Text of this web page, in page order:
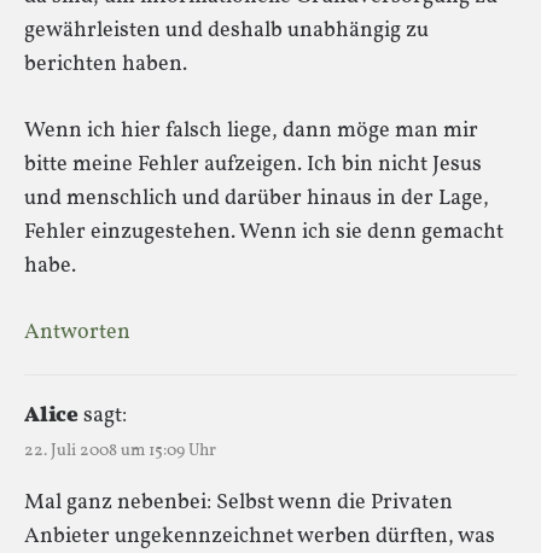
gewährleisten und deshalb unabhängig zu
berichten haben.
Wenn ich hier falsch liege, dann möge man mir
bitte meine Fehler aufzeigen. Ich bin nicht Jesus
und menschlich und darüber hinaus in der Lage,
Fehler einzugestehen. Wenn ich sie denn gemacht
habe.
Antworten
Alicesagt:
22. Juli 2008 um 15:09 Uhr
Mal ganz nebenbei: Selbst wenn die Privaten
Anbieter ungekennzeichnet werben dürften, was